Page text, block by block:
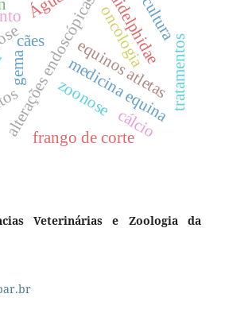
zoonose
alterações endoscópicasmedicina equina
equinos atletas
gema
cães oncologia
didelphidae
tratamentos
cálcio
frango de corte
Veterinárias e Zoologia da